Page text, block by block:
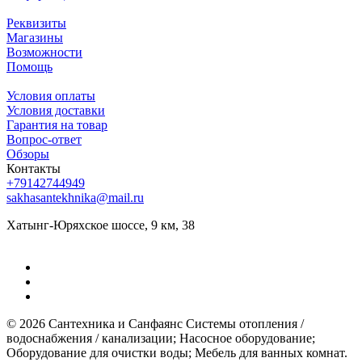
Реквизиты
Магазины
Возможности
Помощь
Условия оплаты
Условия доставки
Гарантия на товар
Вопрос-ответ
Обзоры
Контакты
+79142744949
sakhasantekhnika@mail.ru
Хатынг-Юряхское шоссе, 9 км, 38
© 2026 Сантехника и Санфаянс ​Системы отопления /
водоснабжения / канализации; ​Насосное оборудование; ​
Оборудование для очистки воды; ​Мебель для ванных комнат.